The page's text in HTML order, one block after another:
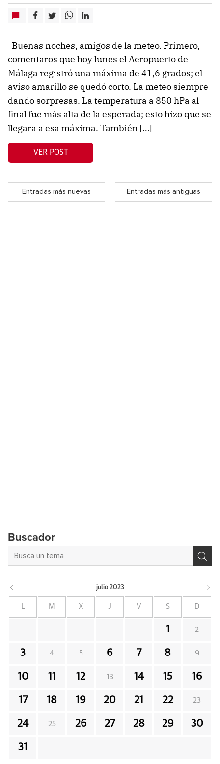
Buenas noches, amigos de la meteo. Primero,
comentaros que hoy lunes el Aeropuerto de
Málaga registró una máxima de 41,6 grados; el
aviso amarillo se quedó corto. La meteo siempre
dando sorpresas. La temperatura a 850 hPa al
final fue más alta de la esperada; esto hizo que se
llegara a esa máxima. También […]
VER POST
Entradas más nuevas Entradas más antiguas
Buscador
julio 2023
M X J V S D
1 2
3 4 5 6 7 8 9
10 11 12 13 14 15 16
17 18 19 20 21 22 23
24 25 26 27 28 29 30
31